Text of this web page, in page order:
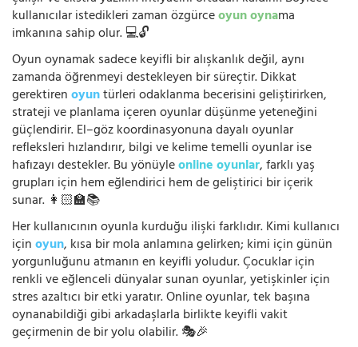
kullanıcılar istedikleri zaman özgürceoyun oynama
imkanına sahip olur. 💻🔓
Oyun oynamak sadece keyifli bir alışkanlık değil, aynı
zamanda öğrenmeyi destekleyen bir süreçtir. Dikkat
gerektirenoyuntürleri odaklanma becerisini geliştirirken,
strateji ve planlama içeren oyunlar düşünme yeteneğini
güçlendirir. El–göz koordinasyonuna dayalı oyunlar
refleksleri hızlandırır, bilgi ve kelime temelli oyunlar ise
hafızayı destekler. Bu yönüyleonline oyunlar, farklı yaş
grupları için hem eğlendirici hem de geliştirici bir içerik
sunar. 👩🏻‍🏫📚
Her kullanıcının oyunla kurduğu ilişki farklıdır. Kimi kullanıcı
içinoyun, kısa bir mola anlamına gelirken; kimi için günün
yorgunluğunu atmanın en keyifli yoludur. Çocuklar için
renkli ve eğlenceli dünyalar sunan oyunlar, yetişkinler için
stres azaltıcı bir etki yaratır. Online oyunlar, tek başına
oynanabildiği gibi arkadaşlarla birlikte keyifli vakit
geçirmenin de bir yolu olabilir. 🎭🎉